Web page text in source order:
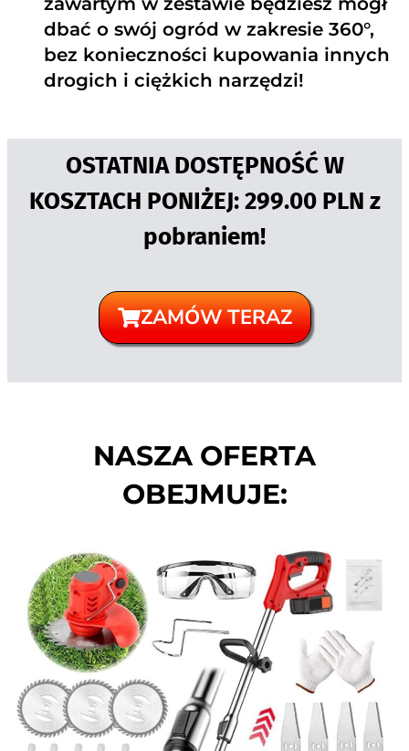
dbać o swój ogród w zakresie 360°,
bez konieczności kupowania innych
drogich i ciężkich narzędzi!
OSTATNIA DOSTĘPNOŚĆ W
KOSZTACH PONIŻEJ: 299.00 PLN z
pobraniem!
ZAMÓW TERAZ
NASZA OFERTA
OBEJMUJE: